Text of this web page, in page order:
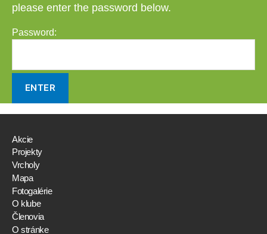
please enter the password below.
Password:
Akcie
Projekty
Vrcholy
Mapa
Fotogalérie
O klube
Členovia
O stránke